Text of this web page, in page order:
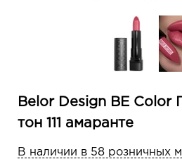
Belor Design BE Color
тон 111 амаранте
В наличии в 58 розничных